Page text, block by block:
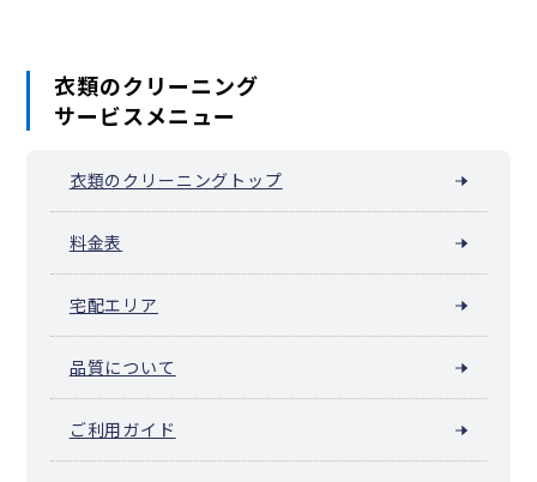
衣類のクリーニング
サービスメニュー
衣類のクリーニングトップ
料金表
宅配エリア
品質について
ご利用ガイド